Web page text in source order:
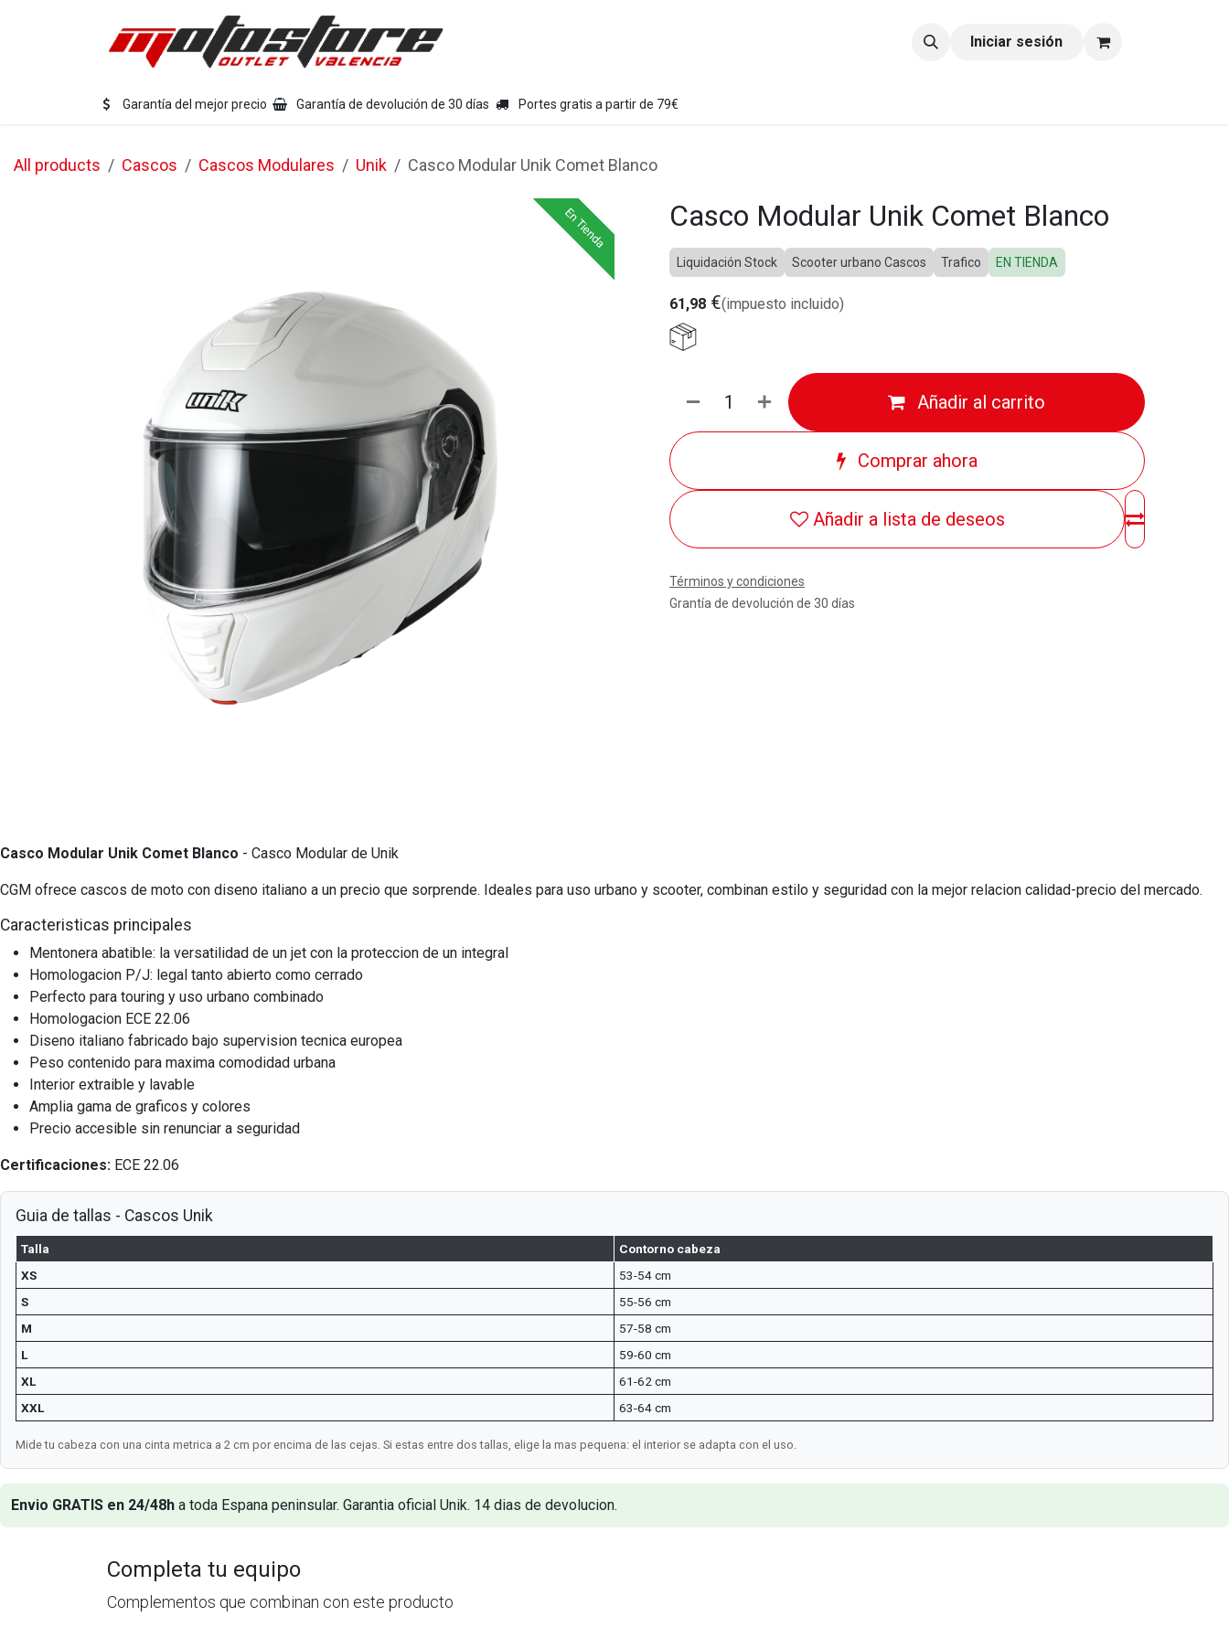
Equipamiento moto Iniciar sesión
Garantía del mejor precio Garantía de devolución de 30 días Portes gratis a partir de 79€
All products Cascos Cascos Modulares Unik Casco Modular Unik Comet Blanco
En Tienda
En Tienda Casco Modular Unik Comet Blanco
Liquidación Stock Scooter urbano Cascos Trafico EN TIENDA
61,98 €(impuesto incluido)
Añadir al carrito
Comprar ahora
Añadir a lista de deseos
Términos y condiciones
Grantía de devolución de 30 días
Casco Modular Unik Comet Blanco - Casco Modular de Unik
CGM ofrece cascos de moto con diseno italiano a un precio que sorprende. Ideales para uso urbano y scooter, combinan estilo y seguridad con la mejor relacion calidad-precio del mercado.
Caracteristicas principales
Mentonera abatible: la versatilidad de un jet con la proteccion de un integral
Homologacion P/J: legal tanto abierto como cerrado
Perfecto para touring y uso urbano combinado
Homologacion ECE 22.06
Diseno italiano fabricado bajo supervision tecnica europea
Peso contenido para maxima comodidad urbana
Interior extraible y lavable
Amplia gama de graficos y colores
Precio accesible sin renunciar a seguridad
Certificaciones: ECE 22.06
Guia de tallas - Cascos Unik
Talla
Contorno cabeza
XS
53-54 cm
S
55-56 cm
M
57-58 cm
L
59-60 cm
XL
61-62 cm
XXL
63-64 cm
Mide tu cabeza con una cinta metrica a 2 cm por encima de las cejas. Si estas entre dos tallas, elige la mas pequena: el interior se adapta con el uso.
Envio GRATIS en 24/48h a toda Espana peninsular. Garantia oficial Unik. 14 dias de devolucion.
Completa tu equipo
Complementos que combinan con este producto